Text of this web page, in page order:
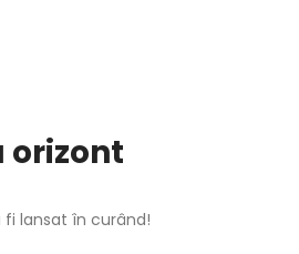
orizont
fi lansat în curând!